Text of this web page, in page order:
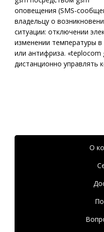
оповещения (SMS-
владельцу о
ситуации: отключении
изменении температуры
или антифриза.
дистанционно управлять
О